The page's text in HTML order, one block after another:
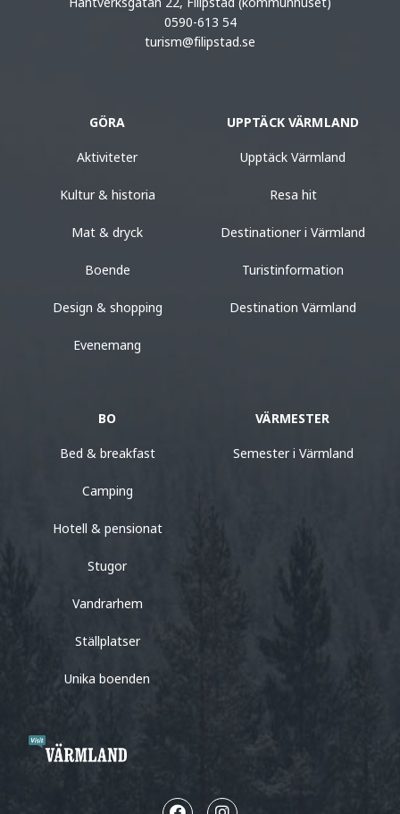
0590-613 54
turism@filipstad.se
GÖRA
Aktiviteter
Kultur & historia
Mat & dryck
Boende
Design & shopping
Evenemang
UPPTÄCK VÄRMLAND
Upptäck Värmland
Resa hit
Destinationer i Värmland
Turistinformation
Destination Värmland
BO
Bed & breakfast
Camping
Hotell & pensionat
Stugor
Vandrarhem
Ställplatser
Unika boenden
VÄRMESTER
Semester i Värmland